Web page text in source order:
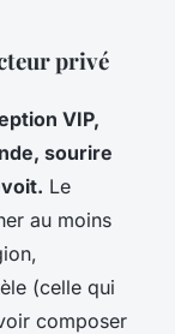
privé
VIP,
sourire
Le
au moins
(celle qui
composer